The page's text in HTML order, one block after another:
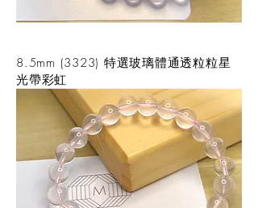
8.5mm (3323) 特選玻璃體通透粒粒星
光帶彩虹